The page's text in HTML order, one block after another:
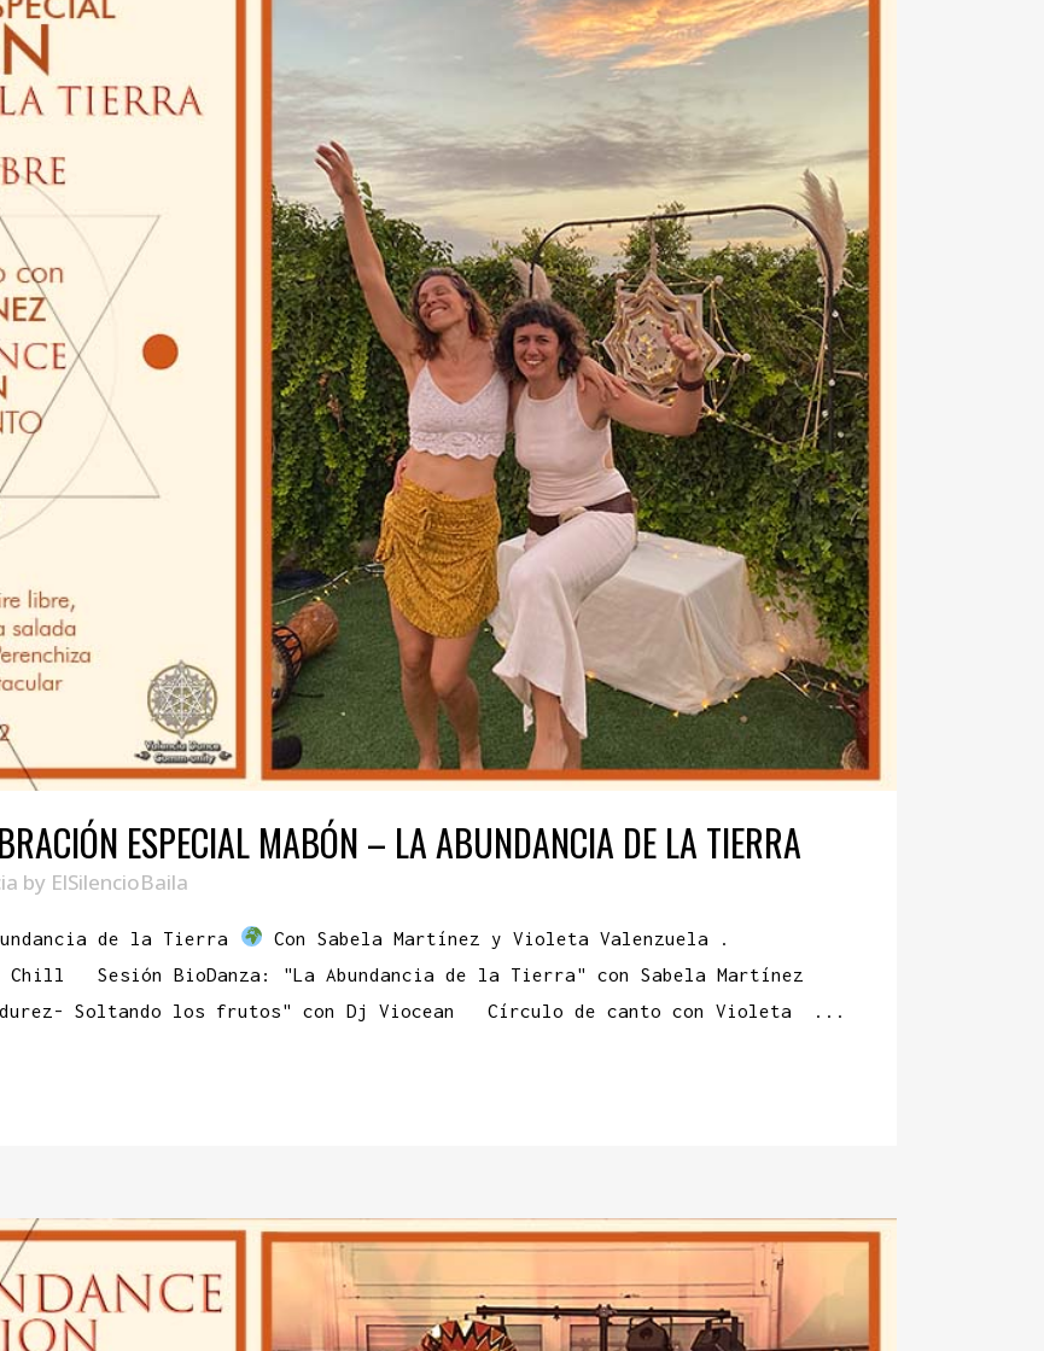
ESPECIAL MABÓN – LA ABUNDANCIA DE LA TIERRA
by ElSilencioBaila
de la Tierra
Con Sabela Martínez y Violeta Valenzuela .
Sesión BioDanza: "La Abundancia de la Tierra" con Sabela Martínez
Soltando los frutos" con Dj Viocean Círculo de canto con Violeta ...